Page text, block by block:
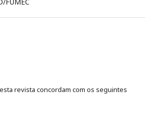
FUMEC
revista concordam com os seguintes